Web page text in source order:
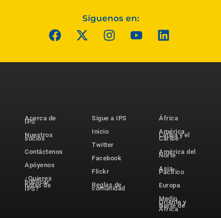
Síguenos en:
Acerca de
IPS
Nuestros
socios
Contáctenos
Apóyenos
¿Quieres
publicar
notas de
IPS?
Sigue a IPS
Inicio
Twitter
Facebook
Flickr
Reglas de
comunidad
África
América
Latina y el
Caribe
América del
Norte
Asia-
Pacífico
Europa
Medio
Oriente y
Norte de
África